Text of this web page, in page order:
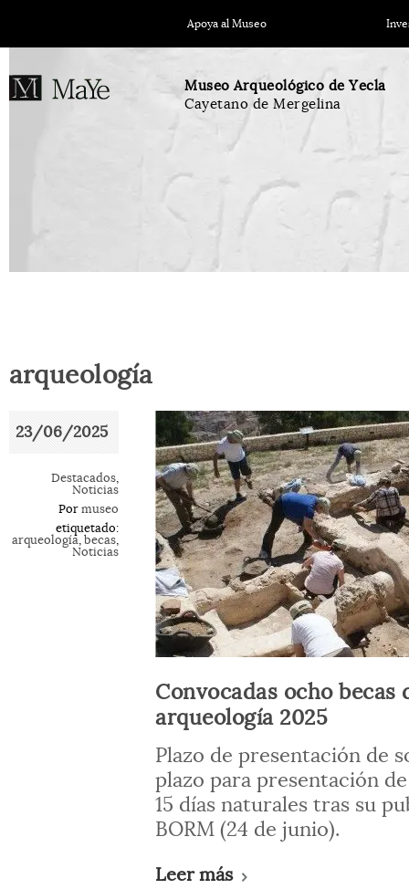
Apoya al Museo
Museo Arqueológico de Yecla
Cayetano de Mergelina
arqueología
23/06/2025
Destacados,
Noticias
Por museo
etiquetado:
arqueología, becas,
Noticias
Convocadas ocho becas
arqueología 2025
Plazo de presentación de
plazo para presentación
15 días naturales tras su
BORM (24 de junio).
Leer más